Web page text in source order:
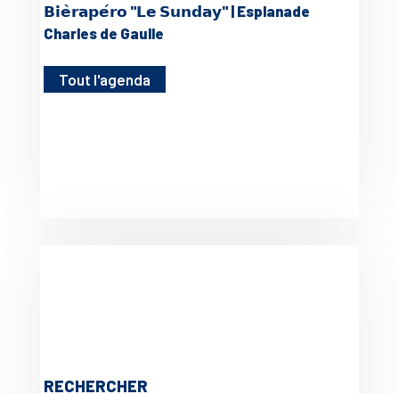
𝗕𝗶𝗲̀𝗿𝗮𝗽𝗲́𝗿𝗼 "𝗟𝗲 𝗦𝘂𝗻𝗱𝗮𝘆" | Esplanade
Charles de Gaulle
Tout l'agenda
RECHERCHER